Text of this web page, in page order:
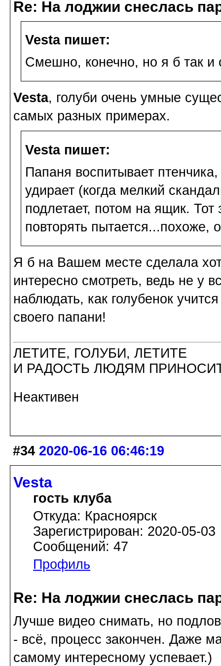
Re: На лоджии снеслась
Vesta пишет:
Смешно, конечно, но я б так и
Vesta, голуби очень умные
самых разных примерах.
Vesta пишет:
Папаня воспитывает
удирает (когда мелкий
подлетает, потом на ящик.
повторять пытается...похоже,
Я б на Вашем месте сделала
интересно смотреть, ведь не у
наблюдать, как голубенок
своего папани!
ЛЕТИТЕ, ГОЛУБИ, ЛЕТИТЕ
И РАДОСТЬ ЛЮДЯМ
Неактивен
#34 2020-06-16 06:46:19
Vesta
гость клуба
Откуда: Красноярск
Зарегистрирован: 2020-05-03
Сообщений: 47
Профиль
Re: На лоджии снеслась
Лучше видео снимать, но
- всё, процесс закончен. Даже
самому интересному успевает.)